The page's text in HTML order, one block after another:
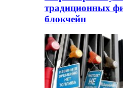
традиционных
блокчейн